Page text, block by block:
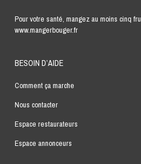
Pour votre santé, mangez au moins cinq
www.mangerbouger.fr
BESOIN D’AIDE
Comment ça marche
Nous contacter
Espace restaurateurs
Espace annonceurs